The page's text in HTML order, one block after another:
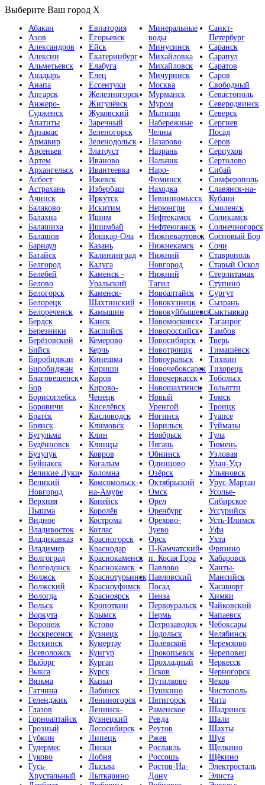
Выберите Ваш город X
Абакан
Азов
Александров
Алексин
Альметьевск
Анадырь
Анапа
Ангарск
Анжеро-
Судженск
Апатиты
Арзамас
Армавир
Арсеньев
Артем
Архангельск
Асбест
Астрахань
Ачинск
Балаково
Балахна
Балашиха
Балашов
Барнаул
Батайск
Белгород
Белебей
Белово
Белогорск
Белорецк
Белореченск
Бердск
Березники
Берёзовский
Бийск
Биробиджан
Биробиджан
Благовещенск
Бор
Борисоглебск
Боровичи
Братск
Брянск
Бугульма
Будённовск
Бузулук
Буйнакск
Великие Луки
Великий
Новгород
Верхняя
Пышма
Видное
Владивосток
Владикавказ
Владимир
Волгоград
Волгодонск
Волжск
Волжский
Вологда
Вольск
Воркута
Воронеж
Воскресенск
Воткинск
Всеволожск
Выборг
Выкса
Вязьма
Гатчина
Геленджик
Глазов
Горноалтайск
Грозный
Губкин
Гудермес
Гуково
Гусь-
Хрустальный
Евпатория
Егорьевск
Ейск
Екатеринбург
Елабуга
Елец
Ессентуки
Железногорск
Жигулёвск
Жуковский
Заречный
Зеленогорск
Зеленодольск
Златоуст
Иваново
Ивантеевка
Ижевск
Избербаш
Иркутск
Искитим
Ишим
Ишимбай
Йошкар-Ола
Казань
Калининград
Калуга
Каменск -
Уральский
Каменск-
Шахтинский
Камышин
Канск
Каспийск
Кемерово
Керчь
Кинешма
Кириши
Киров
Кирово-
Чепецк
Киселёвск
Кисловодск
Климовск
Клин
Клинцы
Ковров
Когалым
Коломна
Комсомольск-
на-Амуре
Копейск
Королёв
Кострома
Котлас
Красногорск
Краснодар
Краснокаменск
Краснокамск
Краснотурьинск
Красноуфимск
Красноярск
Кропоткин
Крымск
Кстово
Кузнецк
Кумертау
Кунгур
Курган
Курск
Кызыл
Лабинск
Лениногорск
Ленинск-
Кузнецкий
Лесосибирск
Липецк
Лиски
Лобня
Лысьва
Лыткарино
Минеральные
воды
Минусинск
Михайловка
Михайловск
Мичуринск
Москва
Мурманск
Муром
Мытищи
Набережные
Челны
Назарово
Назрань
Нальчик
Наро-
Фоминск
Находка
Невинномысск
Нерюнгри
Нефтекамск
Нефтеюганск
Нижневартовск
Нижнекамск
Нижний
Новгород
Нижний
Тагил
Новоалтайск
Новокузнецк
Новокуйбышевск
Новомосковск
Новороссийск
Новосибирск
Новотроицк
Новоуральск
Новочебоксарск
Новочеркасск
Новошахтинск
Новый
Уренгой
Ногинск
Норильск
Ноябрьск
Нягань
Обнинск
Одинцово
Озёрск
Октябрьский
Омск
Орел
Оренбург
Орехово-
Зуево
Орск
П-Камчатский
п. Косая Гора
Павлово
Павловский
Посад
Пенза
Первоуральск
Пермь
Петрозаводск
Подольск
Полевской
Прокопьевск
Прохладный
Псков
Путилково
Пушкино
Пятигорск
Раменское
Ревда
Реутов
Ржев
Рославль
Россошь
Ростов-На-
Дону
Санкт-
Петербург
Саранск
Сарапул
Саратов
Саров
Свободный
Севастополь
Северодвинск
Северск
Сергиев
Посад
Серов
Серпухов
Сертолово
Сибай
Симферополь
Славянск-на-
Кубани
Смоленск
Соликамск
Солнечногорск
Сосновый Бор
Сочи
Ставрополь
Старый Оскол
Стерлитамак
Ступино
Сургут
Сызрань
Сыктывкар
Таганрог
Тамбов
Тверь
Тимашёвск
Тихвин
Тихорецк
Тобольск
Тольятти
Томск
Троицк
Туапсе
Туймазы
Тула
Тюмень
Узловая
Улан-Удэ
Ульяновск
Урус-Мартан
Усолье-
Сибирское
Уссурийск
Усть-Илимск
Уфа
Ухта
Фрязино
Хабаровск
Ханты-
Мансийск
Хасавюрт
Химки
Чайковский
Чапаевск
Чебоксары
Челябинск
Черемхово
Череповец
Черкесск
Черногорск
Чехов
Чистополь
Чита
Шадринск
Шали
Шахты
Шуя
Щелкино
Щёкино
Электросталь
Элиста